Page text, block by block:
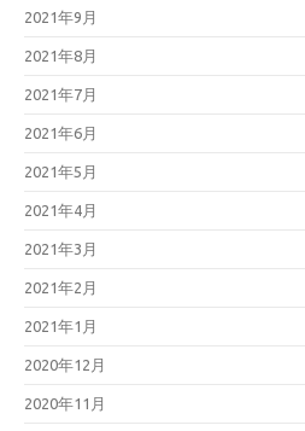
2021年9月
2021年8月
2021年7月
2021年6月
2021年5月
2021年4月
2021年3月
2021年2月
2021年1月
2020年12月
2020年11月